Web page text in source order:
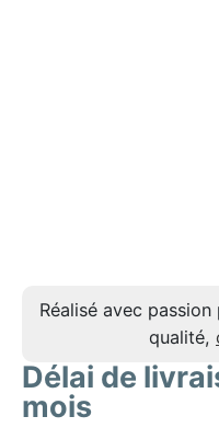
Réalisé avec
qualité,
Délai de
mois